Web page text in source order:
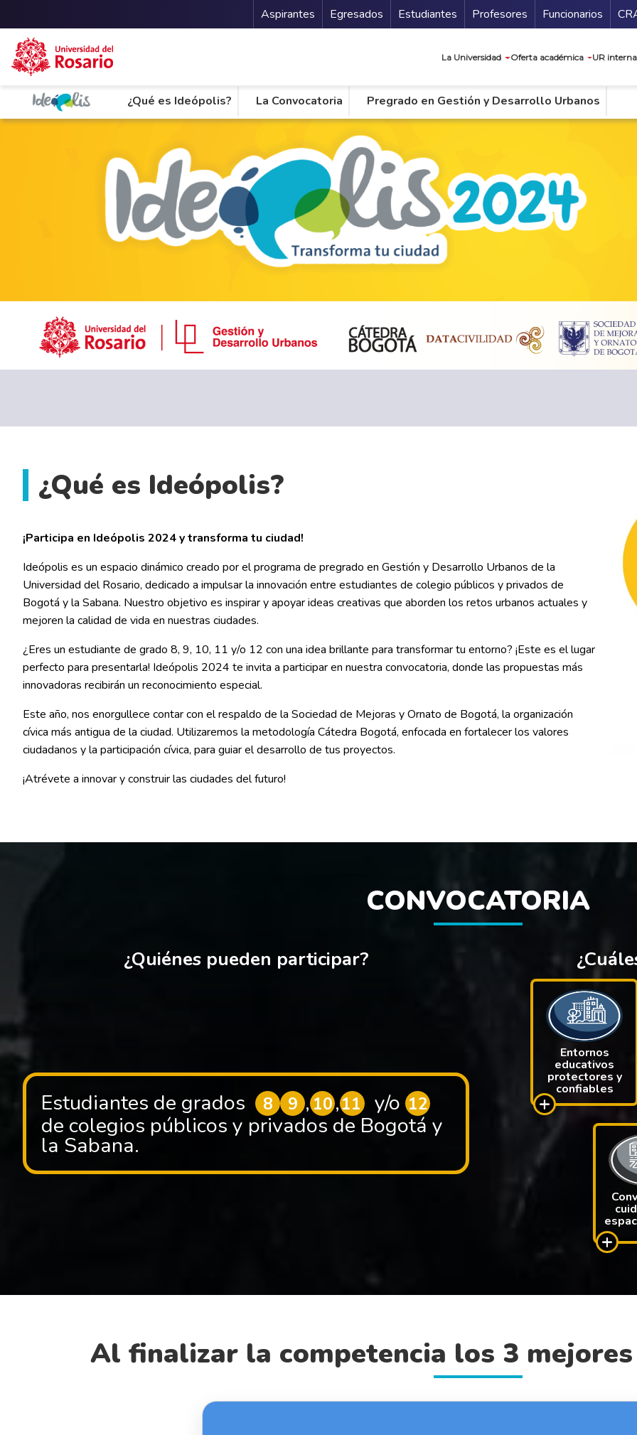
Pasar al contenido principal
Menu Secundario
Aspirantes Egresados Estudiantes Profesores Funcionarios
La Universidad Oferta académica UR
¿Qué es Ideópolis? La Convocatoria Pregrado en Gestión y Desarrollo Urbanos
¿Qué es Ideópolis?
¡Participa en Ideópolis 2024 y transforma tu ciudad!
Ideópolis es un espacio dinámico creado por el programa de pregrado en Gestión y Desarrollo Urbanos de la
Universidad del Rosario, dedicado a impulsar la innovación entre estudiantes de colegio públicos y privados de
Bogotá y la Sabana. Nuestro objetivo es inspirar y apoyar ideas creativas que aborden los retos urbanos actuales y
mejoren la calidad de vida en nuestras ciudades.
¿Eres un estudiante de grado 8, 9, 10, 11 y/o 12 con una idea brillante para transformar tu entorno? ¡Este es el lugar
perfecto para presentarla! Ideópolis 2024 te invita a participar en nuestra convocatoria, donde las propuestas más
innovadoras recibirán un reconocimiento especial.
Este año, nos enorgullece contar con el respaldo de la Sociedad de Mejoras y Ornato de Bogotá, la organización
cívica más antigua de la ciudad. Utilizaremos la metodología Cátedra Bogotá, enfocada en fortalecer los valores
ciudadanos y la participación cívica, para guiar el desarrollo de tus proyectos.
¡Atrévete a innovar y construir las ciudades del futuro!
CONVOCATORIA
¿Quiénes pueden participar?
Estudiantes de grados 8 9 ,10,11 y/o 12
de colegios públicos y privados de Bogotá y
la Sabana.
Entornos
educativos
protectores y
confiables
+
+
Al finalizar la competencia los 3